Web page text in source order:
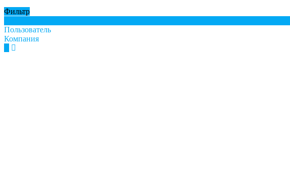
Фильтр
Пользователь
Компания